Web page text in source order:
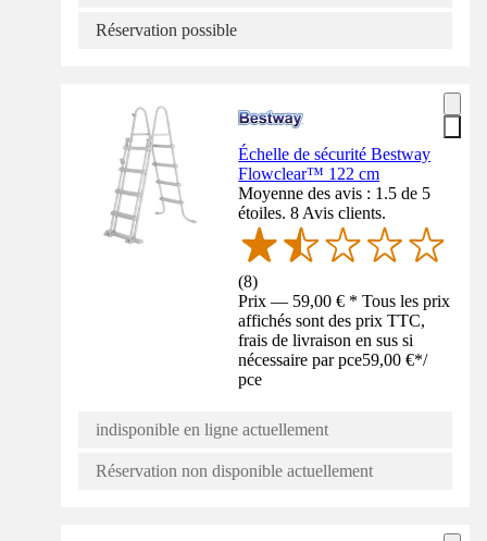
Réservation possible
Échelle de sécurité Bestway
Flowclear™ 122 cm
Moyenne des avis : 1.5 de 5
étoiles. 8 Avis clients.
(8)
Prix — 59,00 € * Tous les prix
affichés sont des prix TTC,
frais de livraison en sus si
nécessaire par pce59,00 €*/
pce
indisponible en ligne actuellement
Réservation non disponible actuellement